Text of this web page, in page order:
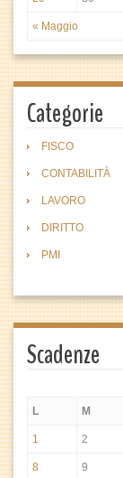
« Maggio
Categorie
FISCO
CONTABILITÀ
LAVORO
DIRITTO
PMI
Scadenze
L
M
1 2
8 9